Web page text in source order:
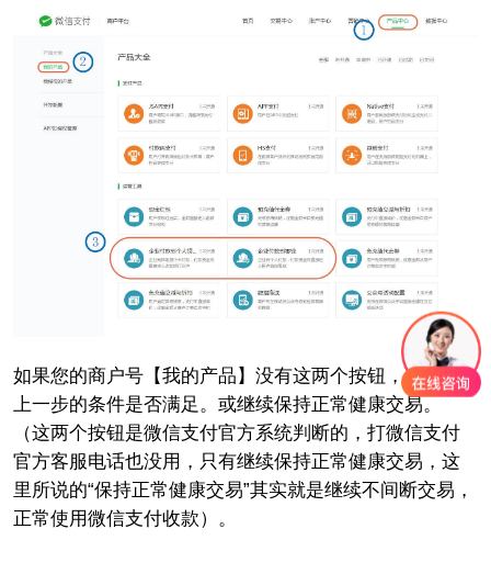
如果您的商户号【我的产品】没有这两个按钮，请排查
上一步的条件是否满足。或继续保持正常健康交易。
（这两个按钮是微信支付官方系统判断的，打微信支付
官方客服电话也没用，只有继续保持正常健康交易，这
里所说的“保持正常健康交易”其实就是继续不间断交易，
正常使用微信支付收款）。